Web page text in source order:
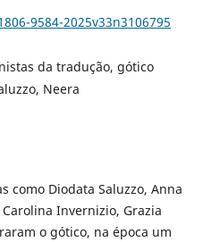
9584-2025v33n3106795
da tradução, gótico
Neera
como Diodata Saluzzo, Anna
Invernizio, Grazia
o gótico, na época um